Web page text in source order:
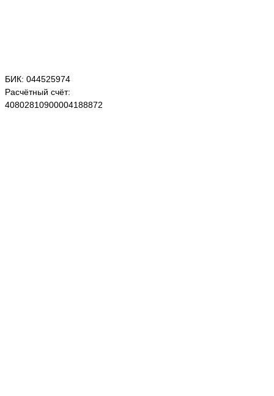
БИК: 044525974
Расчётный счёт:
40802810900004188872